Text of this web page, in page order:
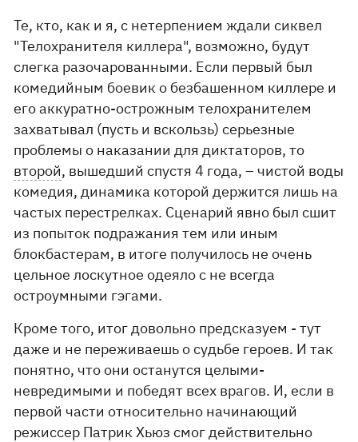
Те, кто, как и я, с нетерпением ждали сиквел
"Телохранителя киллера", возможно, будут
слегка разочарованными. Если первый был
комедийным боевик о безбашенном киллере и
его аккуратно-острожным телохранителем
захватывал (пусть и вскользь) серьезные
проблемы о наказании для диктаторов, то
второй, вышедший спустя 4 года, – чистой воды
комедия, динамика которой держится лишь на
частых перестрелках. Сценарий явно был сшит
из попыток подражания тем или иным
блокбастерам, в итоге получилось не очень
цельное лоскутное одеяло с не всегда
остроумными гэгами.
Кроме того, итог довольно предсказуем - тут
даже и не переживаешь о судьбе героев. И так
понятно, что они останутся целыми-
невредимыми и победят всех врагов. И, если в
первой части относительно начинающий
режиссер Патрик Хьюз смог действительно